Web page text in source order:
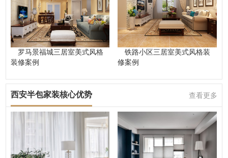
罗马景福城三居室美式风格
装修案例
铁路小区三居室美式风格装
修案例
西安半包家装核心优势 查看更多